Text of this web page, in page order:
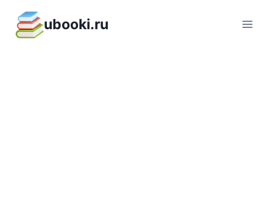
содержимому
ubooki.ru